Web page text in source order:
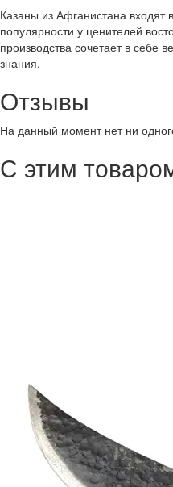
Казаны из Афганистана входят
популярности у ценителей
производства сочетает в себе
знания.
Отзывы
На данный момент нет ни
С этим